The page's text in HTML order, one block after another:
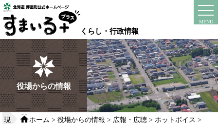
本
文
へ
移
動
る
くらし・行政情報
MENU
instagram
役場からの情報
現
ホーム > 役場からの情報 > 広報・広聴> ホットボイス >